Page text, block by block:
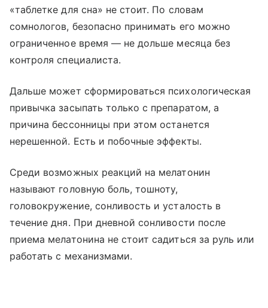
«таблетке для сна» не стоит. По словам
сомнологов, безопасно принимать его можно
ограниченное время — не дольше месяца без
контроля специалиста.
Дальше может сформироваться психологическая
привычка засыпать только с препаратом, а
причина бессонницы при этом останется
нерешенной. Есть и побочные эффекты.
Среди возможных реакций на мелатонин
называют головную боль, тошноту,
головокружение, сонливость и усталость в
течение дня. При дневной сонливости после
приема мелатонина не стоит садиться за руль или
работать с механизмами.